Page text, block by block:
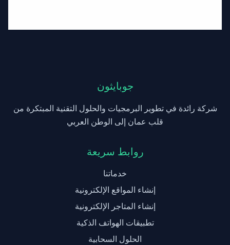
جوبايثون
شركة رائدة في تطوير البرمجيات والحلول التقنية المبتكرة من
قلب عمان إلى الوطن العربي
روابط سريعة
خدماتنا
إنشاء المواقع الإلكترونية
إنشاء المتاجر الإلكترونية
تطبيقات الهواتف الذكية
الحلول السحابية